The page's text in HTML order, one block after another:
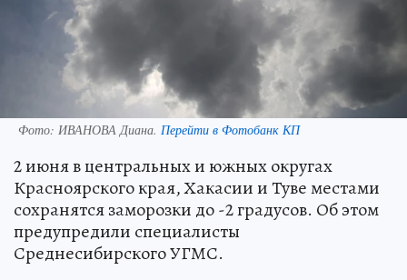
Фото: ИВАНОВА Диана. Перейти в Фотобанк КП
2 июня в центральных и южных округах
Красноярского края, Хакасии и Туве местами
сохранятся заморозки до -2 градусов. Об этом
предупредили специалисты
Среднесибирского УГМС.